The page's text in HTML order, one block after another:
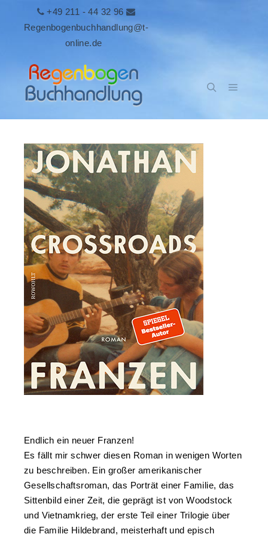
+49 211 - 44 32 96
Regenbogenbuchhandlung@t-
online.de
Endlich ein neuer Franzen!
Es fällt mir schwer diesen Roman in wenigen Worten
zu beschreiben. Ein großer amerikanischer
Gesellschaftsroman, das Porträt einer Familie, das
Sittenbild einer Zeit, die geprägt ist von Woodstock
und Vietnamkrieg, der erste Teil einer Trilogie über
die Familie Hildebrand, meisterhaft und episch